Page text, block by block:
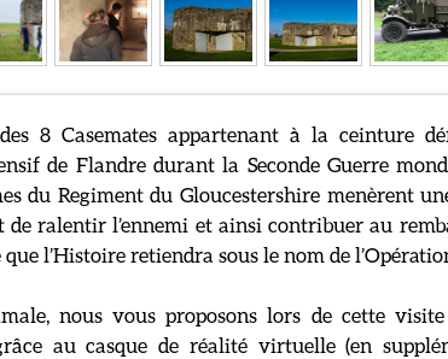
8 Casemates appartenant à la ceinture
de Flandre durant la Seconde Guerre
du Regiment du Gloucestershire menèrent
ralentir l’ennemi et ainsi contribuer au
l’Histoire retiendra sous le nom de
nous vous proposons lors de cette
au casque de réalité virtuelle (en